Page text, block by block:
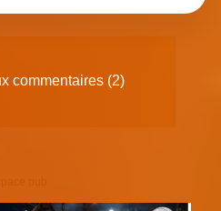
commentaires (2)